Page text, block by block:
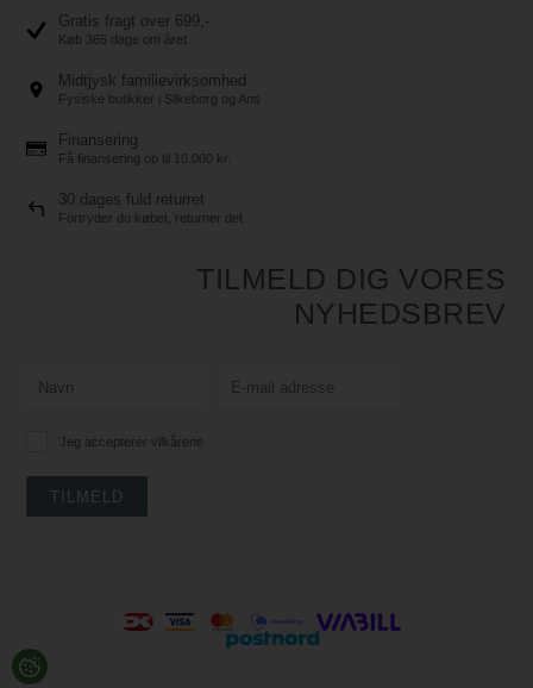
Gratis fragt over 699,-
Køb 365 dage om året
Midtjysk familievirksomhed
Fysiske butikker i Silkeborg og Ans
Finansering
Få finansering op til 10.000 kr.
30 dages fuld returret
Fortryder du købet, returner det
TILMELD DIG VORES
NYHEDSBREV
Jeg accepterer vilkårene